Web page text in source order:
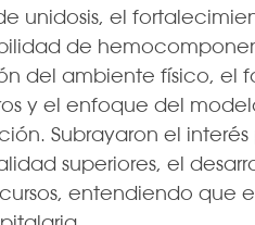
unidosis, el
de
del ambiente físico,
y el enfoque del
Subrayaron el
superiores, el
entendiendo